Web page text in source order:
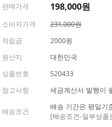
판매가격 198,000원
소비자가격
231,000원
적립금
2000원
원산지
대한민국
상품번호
520433
참고사항
세금계산서 발행이
배송조건
배송 기간은 평일기
[배송조건-일부상품